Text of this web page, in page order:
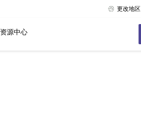
更改地区
资源中心